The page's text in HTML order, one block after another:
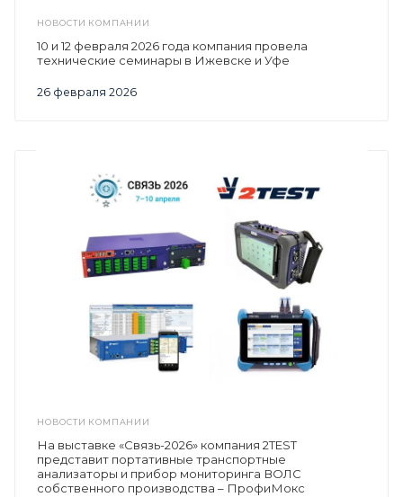
НОВОСТИ КОМПАНИИ
26 февраля 2026
10 и 12 февраля 2026 года компания провела
технические семинары в Ижевске и Уфе
НОВОСТИ КОМПАНИИ
На выставке «Связь-2026» компания 2TEST
представит портативные транспортные
анализаторы и прибор мониторинга ВОЛС
собственного производства – ПрофиМокс